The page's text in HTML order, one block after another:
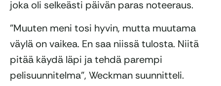
joka oli selkeästi päivän paras noteeraus.
”Muuten meni tosi hyvin, mutta muutama
väylä on vaikea. En saa niissä tulosta. Niitä
pitää käydä läpi ja tehdä parempi
pelisuunnitelma”, Weckman suunnitteli.